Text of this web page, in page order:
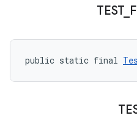
TEST_
public static final